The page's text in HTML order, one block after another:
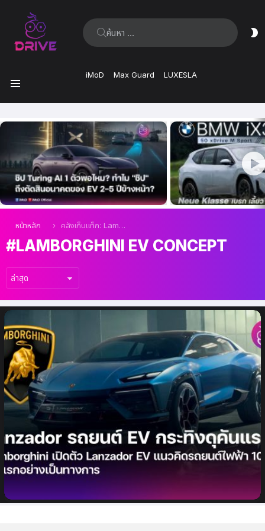
ค้นหา:
iMoD Max Guard LUXESLA
ล่าสุด
คุณอยู่ที่นี่:
หน้าหลัก คลังเก็บแท็ก: Lamborghini EV Concept
LAMBORGHINI EV CONCEPT
เรื่อง
ล่าสุด
Lamborghini เปิดตัว Lanzador EV แนวคิด
รถยนต์ไฟฟ้า 100% คันแรกอย่างเป็นทางการ